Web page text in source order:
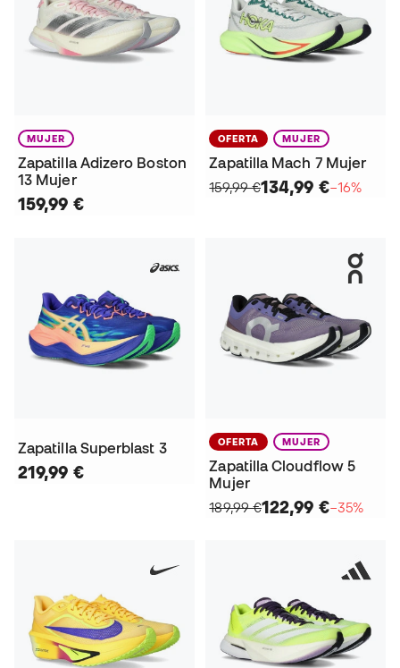
MUJER
Zapatilla Adizero Boston
13 Mujer
159,99 €
OFERTA MUJER
Zapatilla Mach 7 Mujer
159,99 €134,99 €−16%
Zapatilla Superblast 3
219,99 €
OFERTA MUJER
Zapatilla Cloudflow 5
Mujer
189,99 €122,99 €−35%